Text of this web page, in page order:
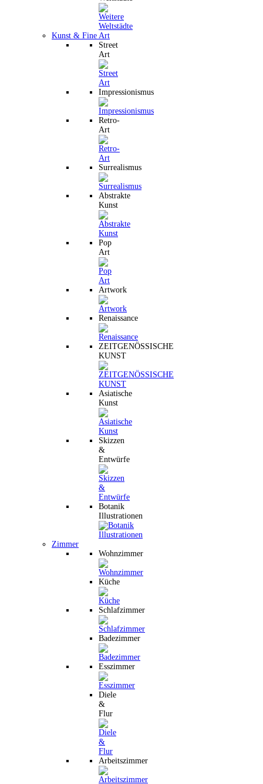
Kunst & Fine Art
Street
Art
Impressionismus
Retro-
Art
Surrealismus
Abstrakte
Kunst
Pop
Art
Artwork
Renaissance
ZEITGENÖSSISCHE
KUNST
Asiatische
Kunst
Skizzen
&
Entwürfe
Botanik
Illustrationen
Zimmer
Wohnzimmer
Küche
Schlafzimmer
Badezimmer
Esszimmer
Diele
&
Flur
Arbeitszimmer